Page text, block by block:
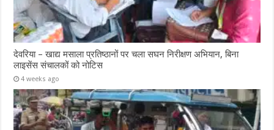
देवरिया – खाद्य मसाला प्रतिष्ठानों पर चला सघन निरीक्षण अभियान, बिना
लाइसेंस संचालकों को नोटिस
4 weeks ago